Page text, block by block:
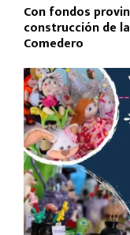
Con fondos
construcción de
Comedero